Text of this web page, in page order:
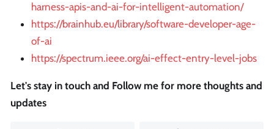
harness-apis-and-ai-for-intelligent-automation/
https://brainhub.eu/library/software-developer-age-
of-ai
https://spectrum.ieee.org/ai-effect-entry-level-jobs
Let's stay in touch and Follow me for more thoughts and
updates